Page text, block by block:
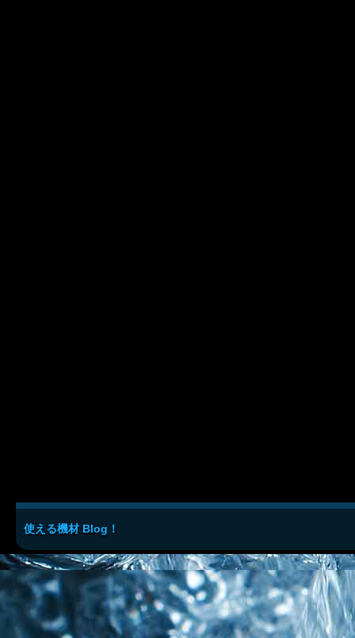
使える機材 Blog！